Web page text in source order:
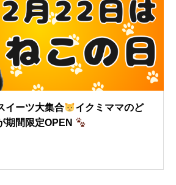
イーツ大集合
イクミママのど
期間限定OPEN